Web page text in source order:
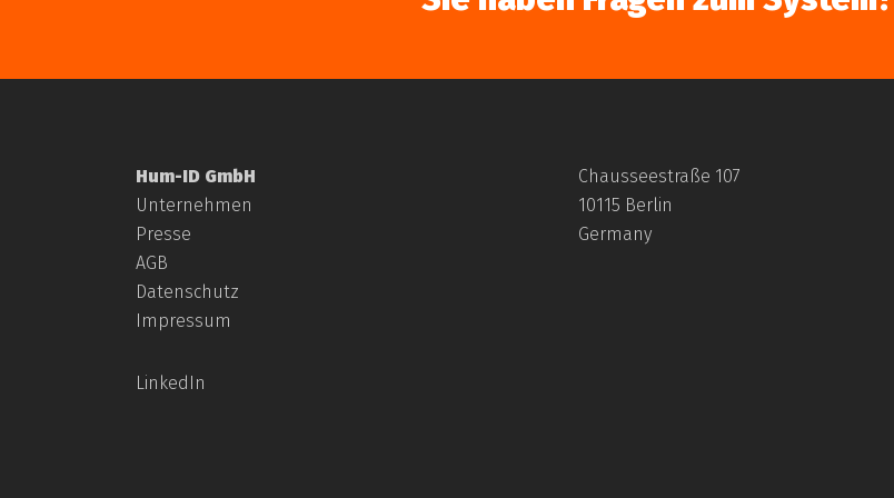
Hum-ID GmbH
Unternehmen
Presse
AGB
Datenschutz
Impressum
LinkedIn
Chausseestraße 107
10115 Berlin
Germany